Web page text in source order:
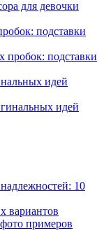
подставки
идей
10
вариантов
примеров